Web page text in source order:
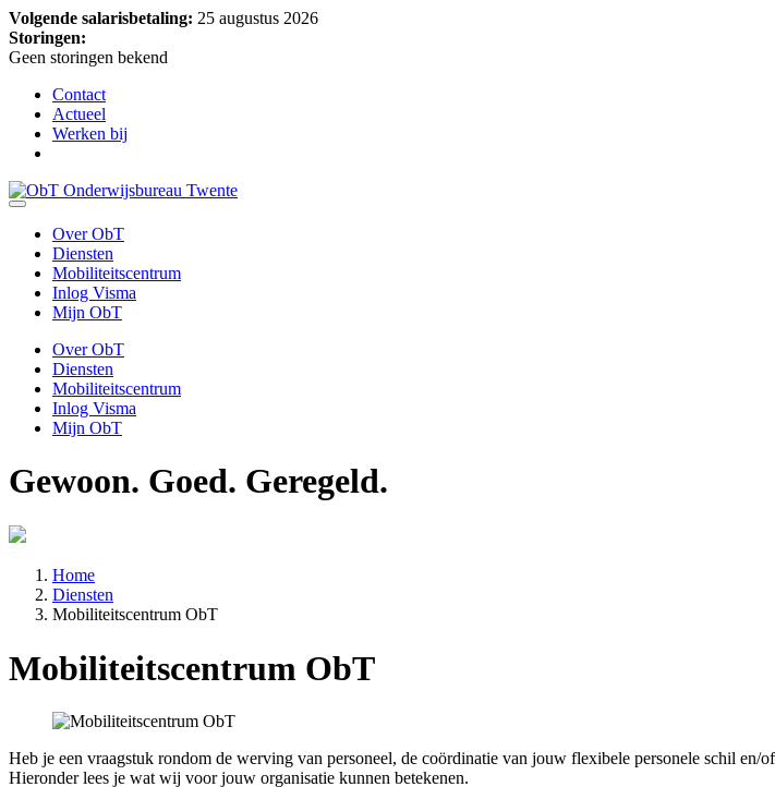
Volgende salarisbetaling: 25 augustus 2026
Storingen:
Geen storingen bekend
Contact
Actueel
Werken bij
Over ObT
Diensten
Mobiliteitscentrum
Inlog Visma
Mijn ObT
Over ObT
Diensten
Mobiliteitscentrum
Inlog Visma
Mijn ObT
Gewoon. Goed. Geregeld.
Home
Diensten
Mobiliteitscentrum ObT
Mobiliteitscentrum ObT
Heb je een vraagstuk rondom de werving van personeel, de coördinatie van jouw flexibele personele schil
Hieronder lees je wat wij voor jouw organisatie kunnen betekenen.